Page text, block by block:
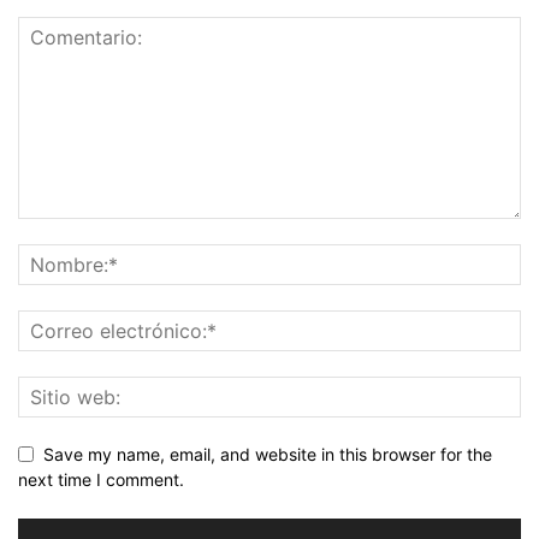
Save my name, email, and website in this browser for the
next time I comment.